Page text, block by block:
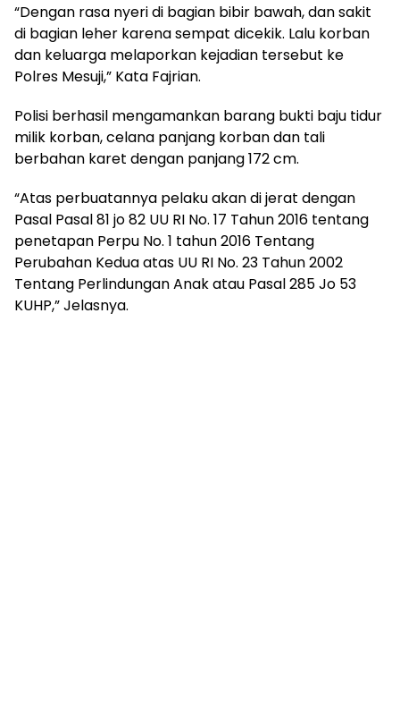
“Dengan rasa nyeri di bagian bibir bawah, dan sakit
di bagian leher karena sempat dicekik. Lalu korban
dan keluarga melaporkan kejadian tersebut ke
Polres Mesuji,” Kata Fajrian.
Polisi berhasil mengamankan barang bukti baju tidur
milik korban, celana panjang korban dan tali
berbahan karet dengan panjang 172 cm.
“Atas perbuatannya pelaku akan di jerat dengan
Pasal Pasal 81 jo 82 UU RI No. 17 Tahun 2016 tentang
penetapan Perpu No. 1 tahun 2016 Tentang
Perubahan Kedua atas UU RI No. 23 Tahun 2002
Tentang Perlindungan Anak atau Pasal 285 Jo 53
KUHP,” Jelasnya.